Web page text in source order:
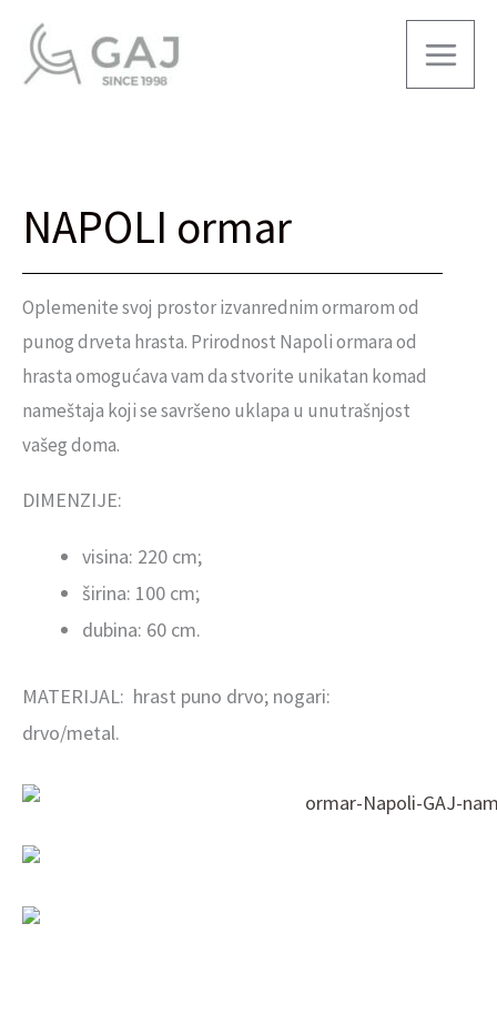
content
Main
NAPOLI ormar
Oplemenite svoj prostor izvanrednim ormarom od
punog drveta hrasta. Prirodnost Napoli ormara od
hrasta omogućava vam da stvorite unikatan komad
nameštaja koji se savršeno uklapa u unutrašnjost
vašeg doma.
DIMENZIJE:
visina: 220 cm;
širina: 100 cm;
dubina: 60 cm.
MATERIJAL: hrast puno drvo; nogari:
drvo/metal.